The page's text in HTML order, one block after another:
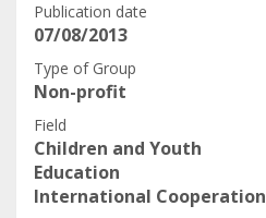
Publication date
07/08/2013
Type of Group
Non-profit
Field
Children and Youth
Education
International Cooperation